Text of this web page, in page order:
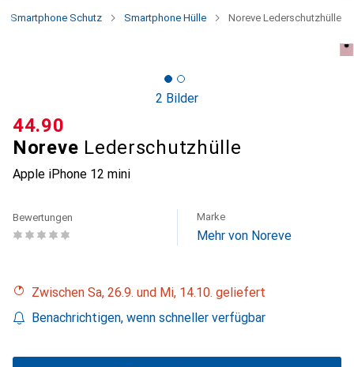
Smartphone Schutz Smartphone Hülle Noreve Lederschutzhülle
2 Bilder
Noreve Lederschutzhülle
Apple iPhone 12 mini
CHF
44.90
Bewertungen Marke
Mehr von Noreve
Zwischen Sa, 26.9. und Mi, 14.10. geliefert
Benachrichtigen, wenn schneller verfügbar